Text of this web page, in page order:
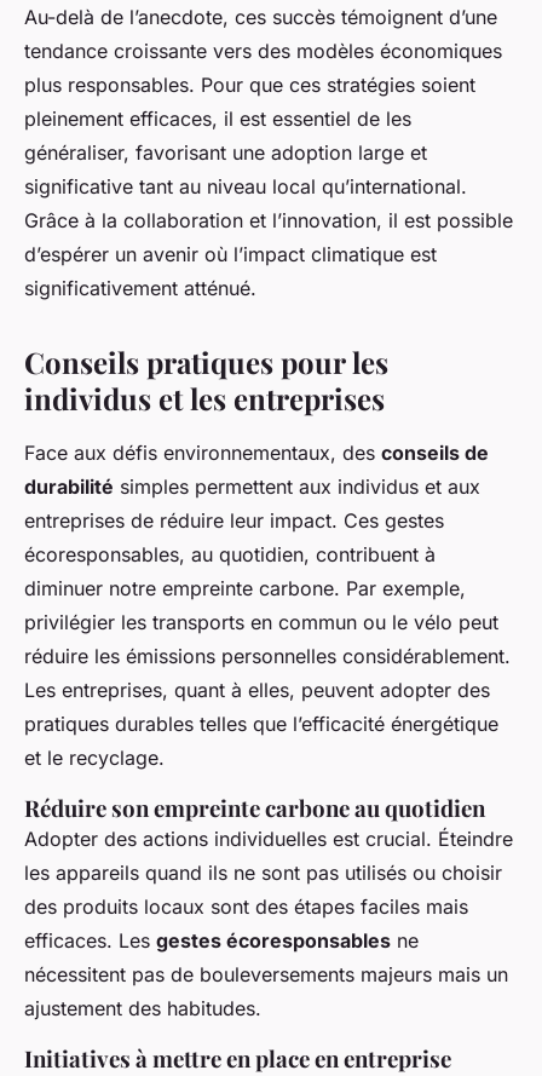
Au-delà de l’anecdote, ces succès témoignent d’une
tendance croissante vers des modèles économiques
plus responsables. Pour que ces stratégies soient
pleinement efficaces, il est essentiel de les
généraliser, favorisant une adoption large et
significative tant au niveau local qu’international.
Grâce à la collaboration et l’innovation, il est possible
d’espérer un avenir où l’impact climatique est
significativement atténué.
Conseils pratiques pour les
individus et les entreprises
Face aux défis environnementaux, des conseils de
durabilité simples permettent aux individus et aux
entreprises de réduire leur impact. Ces gestes
écoresponsables, au quotidien, contribuent à
diminuer notre empreinte carbone. Par exemple,
privilégier les transports en commun ou le vélo peut
réduire les émissions personnelles considérablement.
Les entreprises, quant à elles, peuvent adopter des
pratiques durables telles que l’efficacité énergétique
et le recyclage.
Réduire son empreinte carbone au quotidien
Adopter des actions individuelles est crucial. Éteindre
les appareils quand ils ne sont pas utilisés ou choisir
des produits locaux sont des étapes faciles mais
efficaces. Les gestes écoresponsables ne
nécessitent pas de bouleversements majeurs mais un
ajustement des habitudes.
Initiatives à mettre en place en entreprise